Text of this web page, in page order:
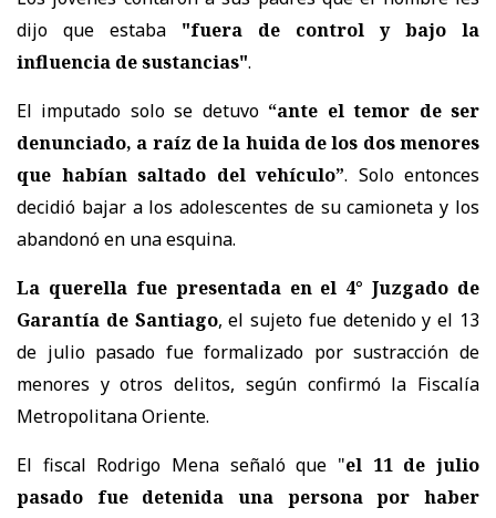
dijo que estaba "fuera de control y bajo la
influencia de sustancias".
El imputado solo se detuvo“ante el temor de ser
denunciado, a raíz de la huida de los dos menores
que habían saltado del vehículo”. Solo entonces
decidió bajar a los adolescentes de su camioneta y los
abandonó en una esquina.
La querella fue presentada en el 4° Juzgado de
Garantía de Santiago, el sujeto fue detenido y el 13
de julio pasado fue formalizado por sustracción de
menores y otros delitos, según confirmó la Fiscalía
Metropolitana Oriente.
El fiscal Rodrigo Mena señaló que "el 11 de julio
pasado fue detenida una persona por haber